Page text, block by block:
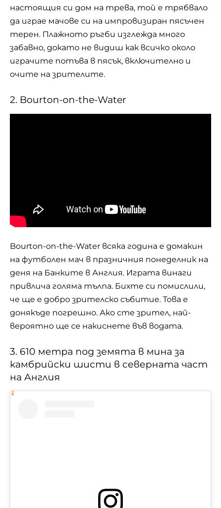
настоящия си дом на трева, той е трябвало
да играе мачове си на импровизиран пясъчен
терен. Плажното ръгби изглежда много
забавно, докато не видиш как всичко около
играчите потъва в пясък, включително и
очите на зрителите.
2. Bourton-on-the-Water
Bourton-on-the-Water всяка година е домакин
на футболен мач в празничния понеделник на
деня на Банките в Англия. Играта винаги
привлича голяма тълпа. Бихте си помислили,
че ще е добро зрителско събитие. Това е
донякъде погрешно. Ако сте зрител, най-
вероятно ще се накиснете във водата.
3. 610 метра под земята в мина за
камбрийски шисти в северната част
на Англия